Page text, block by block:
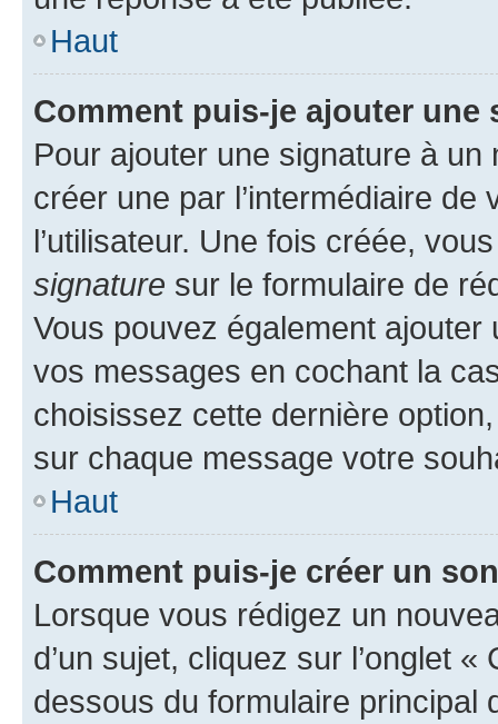
Haut
Comment puis-je ajouter une
Pour ajouter une signature à un
créer une par l’intermédiaire
l’utilisateur. Une fois créée,
signature sur le formulaire de
Vous pouvez également
vos messages en cochant la
choisissez cette dernière
sur chaque message votre
Haut
Comment puis-je créer un
Lorsque vous rédigez un
d’un sujet, cliquez sur l’onglet
dessous du formulaire principal